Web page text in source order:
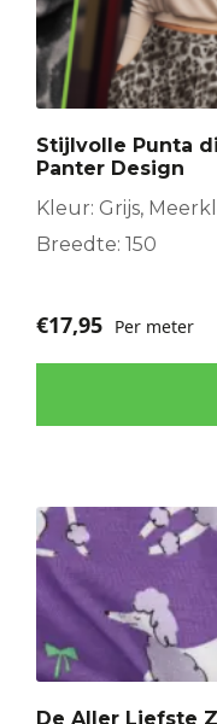
Stijlvolle Punta
Panter Design
Kleur: Grijs,
Breedte: 150
€17,95 Per meter
De Aller Liefste